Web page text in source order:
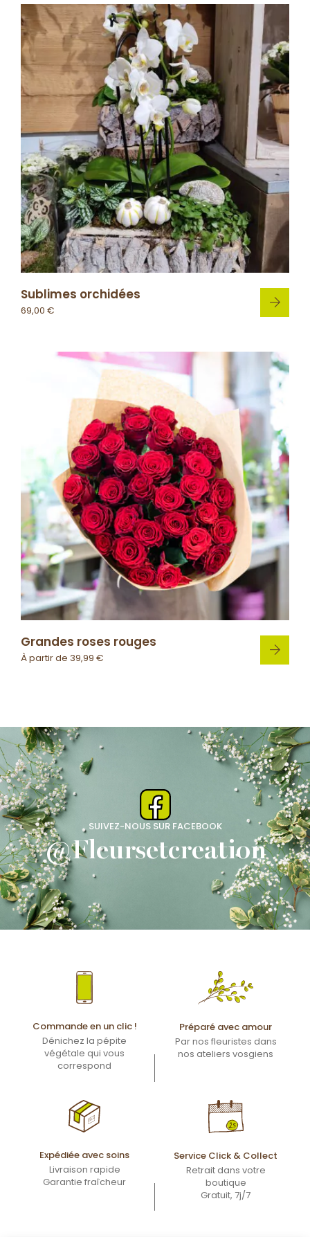
Sublimes orchidées
69,00 €
Grandes roses rouges
À partir de 39,99 €
SUIVEZ-NOUS SUR FACEBOOK
@Fleursetcreation
Commande en un clic !
Dénichez la pépite
végétale qui vous
correspond
Préparé avec amour
Par nos fleuristes dans
nos ateliers vosgiens
Expédiée avec soins
Livraison rapide
Garantie fraîcheur
Service Click & Collect
Retrait dans votre
boutique
Gratuit, 7j/7